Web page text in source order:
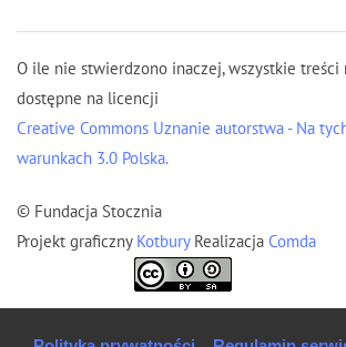
O ile nie stwierdzono inaczej, wszystkie treści
dostępne na licencji
Creative Commons Uznanie autorstwa - Na
warunkach 3.0 Polska.
© Fundacja Stocznia
Projekt graficzny Kotbury Realizacja Comda